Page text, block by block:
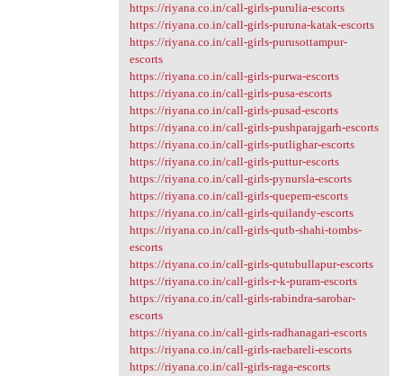
https://riyana.co.in/call-girls-purulia-escorts
https://riyana.co.in/call-girls-puruna-katak-escorts
https://riyana.co.in/call-girls-purusottampur-
escorts
https://riyana.co.in/call-girls-purwa-escorts
https://riyana.co.in/call-girls-pusa-escorts
https://riyana.co.in/call-girls-pusad-escorts
https://riyana.co.in/call-girls-pushparajgarh-escorts
https://riyana.co.in/call-girls-putlighar-escorts
https://riyana.co.in/call-girls-puttur-escorts
https://riyana.co.in/call-girls-pynursla-escorts
https://riyana.co.in/call-girls-quepem-escorts
https://riyana.co.in/call-girls-quilandy-escorts
https://riyana.co.in/call-girls-qutb-shahi-tombs-
escorts
https://riyana.co.in/call-girls-qutubullapur-escorts
https://riyana.co.in/call-girls-r-k-puram-escorts
https://riyana.co.in/call-girls-rabindra-sarobar-
escorts
https://riyana.co.in/call-girls-radhanagari-escorts
https://riyana.co.in/call-girls-raebareli-escorts
https://riyana.co.in/call-girls-raga-escorts